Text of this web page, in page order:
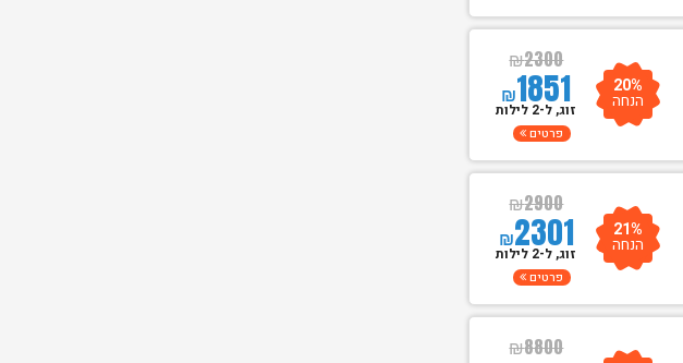
₪2300
₪1851 20%
הנחה זוג, ל-2 לילות
פרטים
₪2900
₪2301 21%
הנחה זוג, ל-2 לילות
פרטים
₪8800